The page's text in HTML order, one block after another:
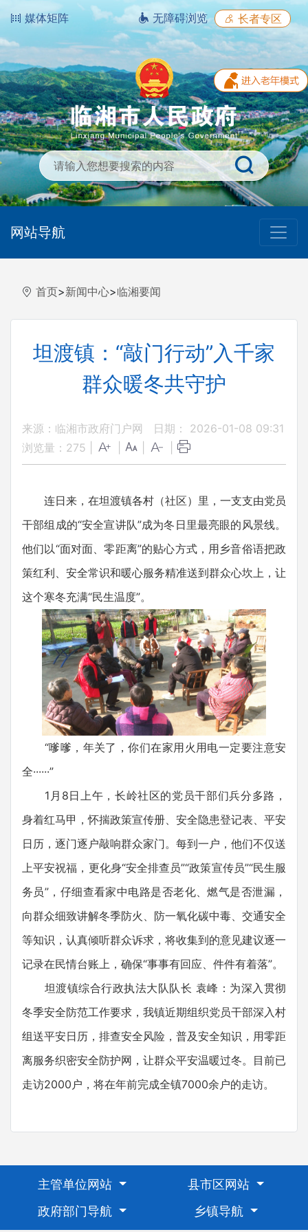
媒体矩阵 无障碍浏览 长者专区
网站导航
首页>新闻中心>临湘要闻
坦渡镇：“敲门行动”入千家
群众暖冬共守护
来源：临湘市政府门户网
日期： 2026-01-08 09:31
浏览量： 275
连日来，在坦渡镇各村（社区）里，一支支由党员
干部组成的“安全宣讲队”成为冬日里最亮眼的风景线。
他们以“面对面、零距离”的贴心方式，用乡音俗语把政
策红利、安全常识和暖心服务精准送到群众心坎上，让
这个寒冬充满“民生温度”。
“嗲嗲，年关了，你们在家用火用电一定要注意安
全······”
1月8日上午，长岭社区的党员干部们兵分多路，
身着红马甲，怀揣政策宣传册、安全隐患登记表、平安
日历，逐门逐户敲响群众家门。每到一户，他们不仅送
上平安祝福，更化身“安全排查员”“政策宣传员”“民生服
务员”，仔细查看家中电路是否老化、燃气是否泄漏，
向群众细致讲解冬季防火、防一氧化碳中毒、交通安全
等知识，认真倾听群众诉求，将收集到的意见建议逐一
记录在民情台账上，确保“事事有回应、件件有着落”。
坦渡镇综合行政执法大队队长 袁峰：为深入贯彻
冬季安全防范工作要求，我镇近期组织党员干部深入村
组送平安日历，排查安全风险，普及安全知识，用零距
离服务织密安全防护网，让群众平安温暖过冬。目前已
走访2000户，将在年前完成全镇7000余户的走访。
主管单位网站
县市区网站
政府部门导航
乡镇导航